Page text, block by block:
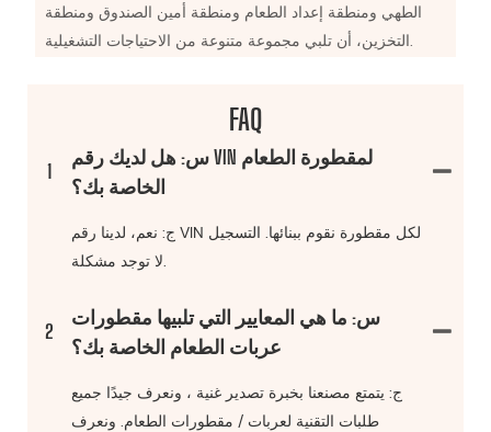
الطهي ومنطقة إعداد الطعام ومنطقة أمين الصندوق ومنطقة
التخزين، أن تلبي مجموعة متنوعة من الاحتياجات التشغيلية.
FAQ
1
س: هل لديك رقم VIN لمقطورة الطعام
الخاصة بك؟
ج: نعم، لدينا رقم VIN لكل مقطورة نقوم ببنائها. التسجيل
لا توجد مشكلة.
2
س: ما هي المعايير التي تلبيها مقطورات
عربات الطعام الخاصة بك؟
ج: يتمتع مصنعنا بخبرة تصدير غنية ، ونعرف جيدًا جميع
طلبات التقنية لعربات / مقطورات الطعام. ونعرف